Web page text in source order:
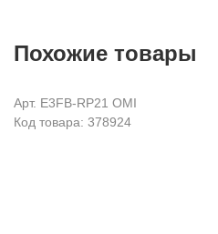
Похожие товары
Арт. E3FB-RP21 OMI
Код товара: 378924